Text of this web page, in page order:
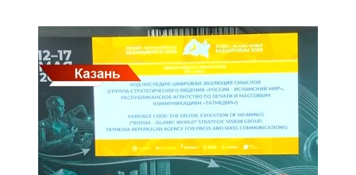
Минзәлә
107,3 FM
Мөслим
100,0 FM
Нурлат